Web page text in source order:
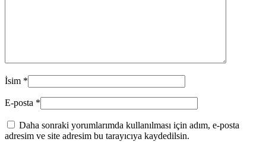
İsim *
E-posta *
Daha sonraki yorumlarımda kullanılması için adım, e-posta
adresim ve site adresim bu tarayıcıya kaydedilsin.